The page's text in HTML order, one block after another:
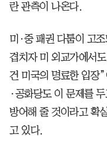
란 관측이 나온다.
미·중 패권 다툼이 고
겹치자 미 외교가에서
건 미국의 명료한 입장
·공화당도 이 문제를
방어해 줄 것이라고 확
고 있다.